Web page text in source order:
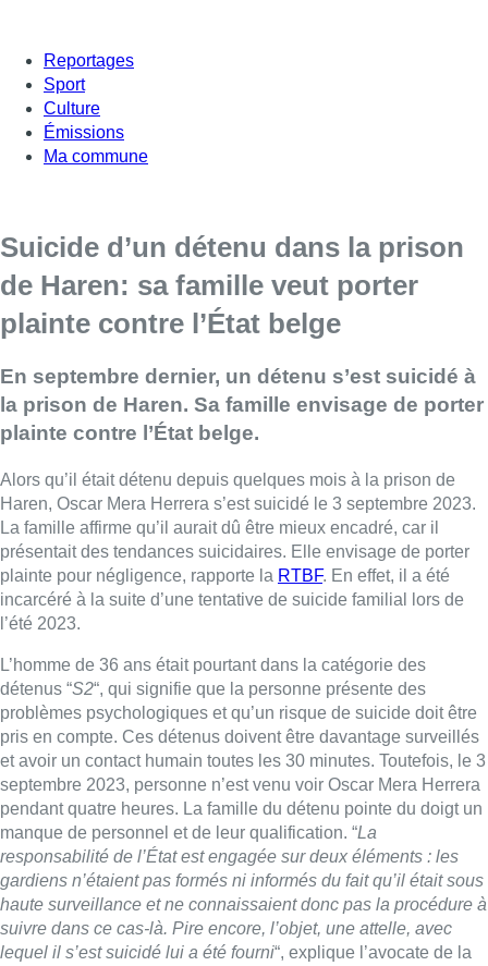
Reportages
Sport
Culture
Émissions
Ma commune
Suicide d’un détenu dans la prison
de Haren: sa famille veut porter
plainte contre l’État belge
En septembre dernier, un détenu s’est suicidé à
la prison de Haren. Sa famille envisage de porter
plainte contre l’État belge.
Alors qu’il était détenu depuis quelques mois à la prison de
Haren, Oscar Mera Herrera s’est suicidé le 3 septembre 2023.
La famille affirme qu’il aurait dû être mieux encadré, car il
présentait des tendances suicidaires. Elle envisage de porter
plainte pour négligence, rapporte la RTBF. En effet, il a été
incarcéré à la suite d’une tentative de suicide familial lors de
l’été 2023.
L’homme de 36 ans était pourtant dans la catégorie des
détenus “S2“, qui signifie que la personne présente des
problèmes psychologiques et qu’un risque de suicide doit être
pris en compte. Ces détenus doivent être davantage surveillés
et avoir un contact humain toutes les 30 minutes. Toutefois, le 3
septembre 2023, personne n’est venu voir Oscar Mera Herrera
pendant quatre heures. La famille du détenu pointe du doigt un
manque de personnel et de leur qualification. “La
responsabilité de l’État est engagée sur deux éléments : les
gardiens n’étaient pas formés ni informés du fait qu’il était sous
haute surveillance et ne connaissaient donc pas la procédure à
suivre dans ce cas-là. Pire encore, l’objet, une attelle, avec
lequel il s’est suicidé lui a été fourni“, explique l’avocate de la